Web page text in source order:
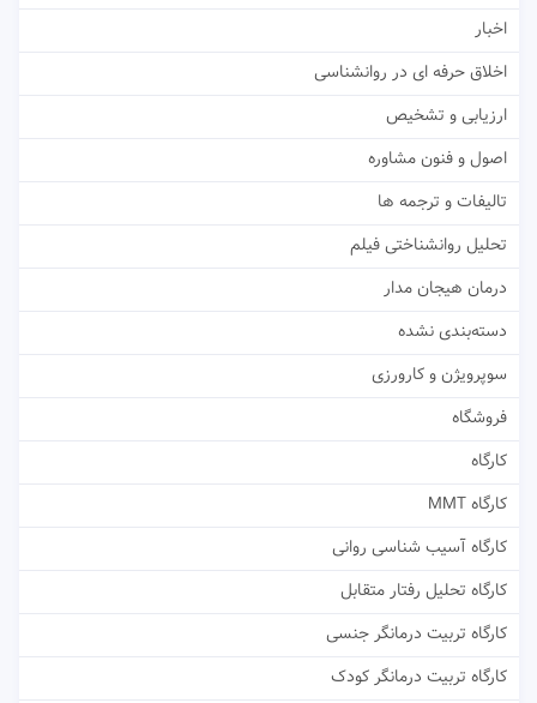
اخبار
اخلاق حرفه ای در روانشناسی
ارزیابی و تشخیص
اصول و فنون مشاوره
تالیفات و ترجمه ها
تحلیل روانشناختی فیلم
درمان هیجان مدار
دسته‌بندی نشده
سوپرویژن و کارورزی
فروشگاه
کارگاه
کارگاه MMT
کارگاه آسیب شناسی روانی
کارگاه تحلیل رفتار متقابل
کارگاه تربیت درمانگر جنسی
کارگاه تربیت درمانگر کودک